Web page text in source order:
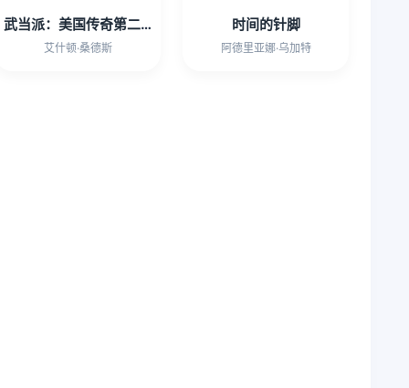
武当派：美国传奇第二季
艾什顿·桑德斯
时间的针脚
阿德里亚娜·乌加特